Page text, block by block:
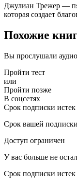
Джулиан Трежер —
которая создает
Похожие
Вы прослушали
Пройти тест
или
Пройти позже
В соцсетях
Срок подписки истек
Срок вашей
Доступ ограничен
У вас больше не
Срок подписки истек